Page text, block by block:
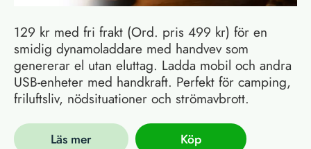
129 kr med fri frakt (Ord. pris 499 kr) för en
smidig dynamoladdare med handvev som
genererar el utan eluttag. Ladda mobil och andra
USB-enheter med handkraft. Perfekt för camping,
friluftsliv, nödsituationer och strömavbrott.
Läs mer Köp